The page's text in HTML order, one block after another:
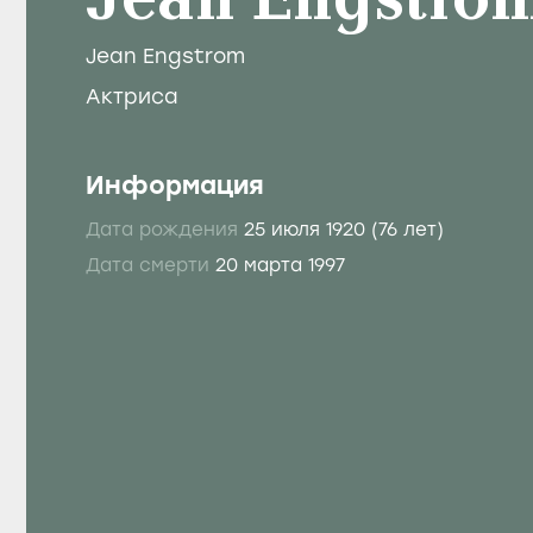
Jean Engstrom
Актриса
Информация
Дата рождения 25 июля 1920 (76 лет)
Дата смерти 20 марта 1997